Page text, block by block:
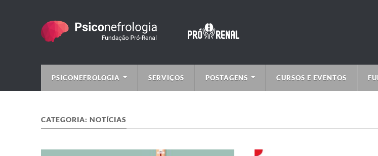
PSICONEFROLOGIA SERVIÇOS POSTAGENS CURSOS E EVENTOS
CATEGORIA: NOTÍCIAS